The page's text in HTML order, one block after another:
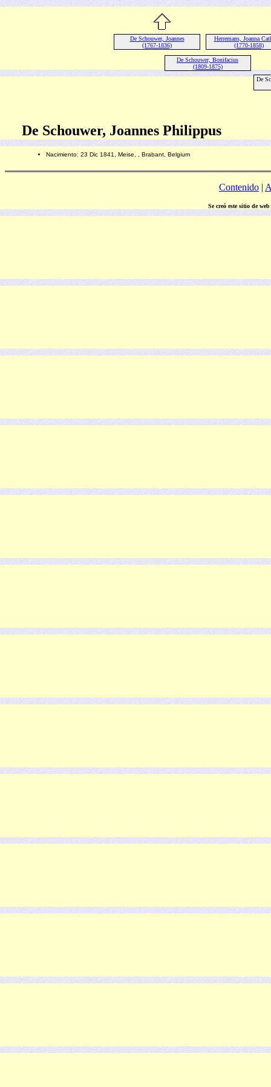
De Schouwer, Joannes
(1767-1836)
Herremans, Joanna
(1770-1858)
De Schouwer, Bonifacius
(1809-1875)
De
De Schouwer, Joannes Philippus
Nacimiento: 23 Dic 1841, Meise, , Brabant, Belgium
Contenido |
Se creó este sitio de